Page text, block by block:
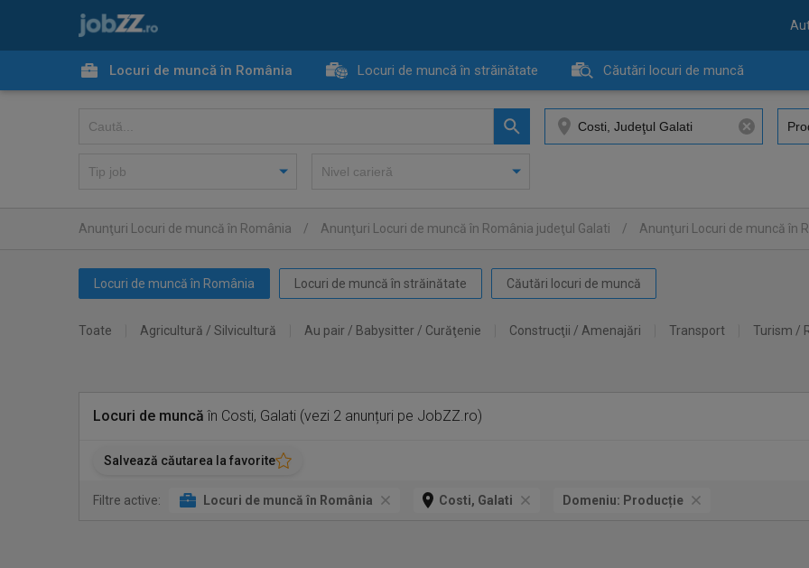
Locuri de muncă în România Locuri de muncă în străinătate Căutări locuri de muncă
Anunţuri Locuri de muncă în România / Anunţuri Locuri de muncă în România judeţul Galati / Anunţuri Locuri de muncă în
Locuri de muncă în România Locuri de muncă în străinătate Căutări locuri de muncă
Toate Agricultură / Silvicultură Au pair / Babysitter / Curăţenie Construcţii / Amenajări Transport Turism /
Locuri de muncă în Costi, Galati (vezi 2 anunțuri pe JobZZ.ro)
Salvează căutarea la favorite
Filtre active: Locuri de muncă în România Costi, Galati Domeniu: Producție